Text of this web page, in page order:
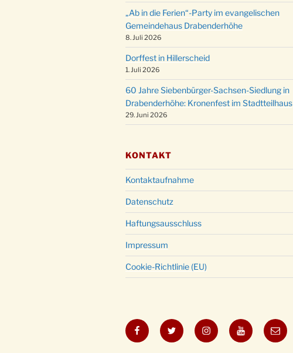
„Ab in die Ferien“-Party im evangelischen
Gemeindehaus Drabenderhöhe
8. Juli 2026
Dorffest in Hillerscheid
1. Juli 2026
60 Jahre Siebenbürger-Sachsen-Siedlung in
Drabenderhöhe: Kronenfest im Stadtteilhaus
29. Juni 2026
KONTAKT
Kontaktaufnahme
Datenschutz
Haftungsausschluss
Impressum
Cookie-Richtlinie (EU)
FacebookTwitter InstagramYouTubeE-
Mail